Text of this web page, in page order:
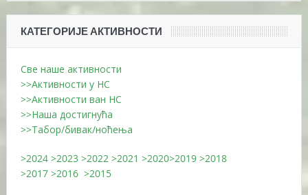
КАТЕГОРИЈЕ АКТИВНОСТИ
Све наше активности
>>Активности у НС
>>Активности ван НС
>>Наша достигнућа
>>Табор/бивак/ноћења
>2024 >2023 >2022 >2021 >2020>2019 >2018
>2017 >2016 >2015